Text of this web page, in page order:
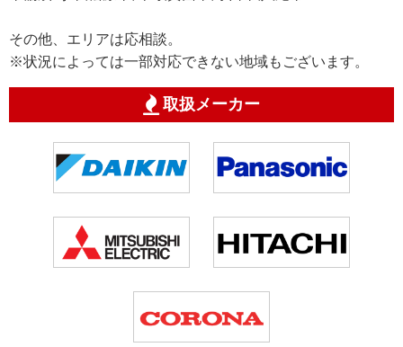
その他、エリアは応相談。
※状況によっては一部対応できない地域もございます。
取扱メーカー